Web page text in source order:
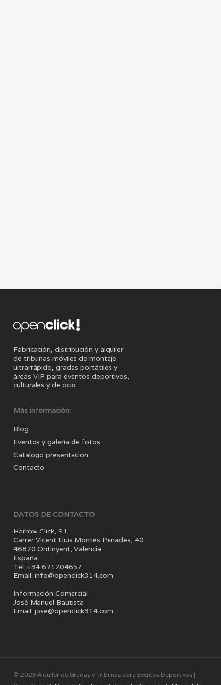
Fabricación, distribución y alquiler
de tribunas móviles de montaje
ultrarrápido, gradas portátiles y
áreas VIP para eventos deportivos,
culturales y de ocio.
Más información:
Blog
Eventos y galería de fotos
Catálogo presentación
Contacto
DATOS DE CONTACTO
Harrow Click, S.L.
Carrer Vicent Lluís Montés Penadés, 40
46870 Ontinyent, Valencia
España
Tel.:+34 671204657
Email: info@openclick314.com
Información Comercial
José Manuel Bautista
Email: jose@openclick314.com
© 2026 Alquiler de Gradas y Tribunas para Eventos Deportivos |